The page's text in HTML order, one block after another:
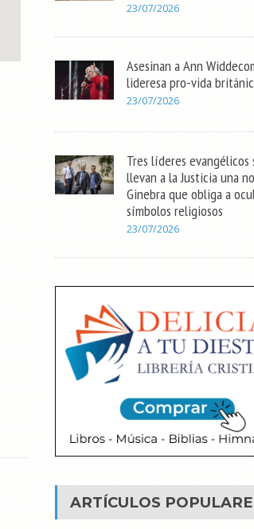
23/07/2026
Asesinan a Ann
lideresa pro-vida
23/07/2026
Tres líderes evangélicos
llevan a la Justicia una
Ginebra que obliga a
símbolos religiosos
23/07/2026
ARTÍCULOS